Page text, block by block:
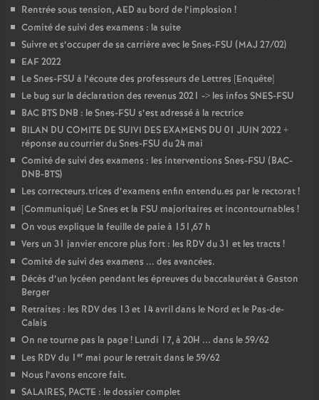
Rentrée sous tension, AED au bord de l’implosion !
Comité de suivi des examens : la suite
Suivre et s’occuper de sa carrière avec le Snes-FSU (MAJ 27/02)
EAF 2022
Le Snes-FSU à l’écoute des professeurs de Lettres [Enquête]
Le bug sur la déclaration des revenus 2021 -> les infos SNES-FSU
BAC BTS DNB : le Snes-FSU s’est adressé à la rectrice
BILAN DU COMITE DE SUIVI DES EXAMENS DU 01 JUIN 2022 +
réponse au courrier du Snes-FSU du 24 mai
Comité de suivi des examens : les interventions Snes-FSU (BAC-
DNB-BTS)
Les correcteurs.trices d’examens enfin entendu.es par le rectorat!
[Communiqué] Le Snes et la FSU majoritaires et incontournables !
On vous explique la feuille de paie à 151,67 h
Vers un 31 janvier encore plus fort : les RDV du 31 et les tracts !
Comité de suivi des examens ... des avancées.
Décès d’un lycéen pendant les épreuves du baccalauréat à Gaston
Berger
Retraites : les RDV des 13 et 14 avril dans le Nord et le Pas-de-
Calais
On ne tourne pas la page! Lundi 17, à 20H ... dans le 59/62
Les RDV du 1 er mai pour le retrait dans le 59/62
Nous l’avons encore fait.
SALAIRES, PACTE : le dossier complet